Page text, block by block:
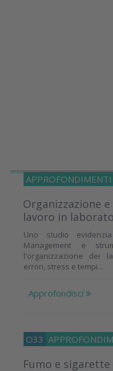
APPROFONDIMENTI
Organizzazione
lavoro in
Uno studio
Management e
l'organizzazione dei
errori, stress e tempi...
Approfondisci
O33
Fumo e